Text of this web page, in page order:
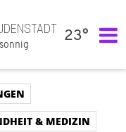
sonnig
23°
& MEDIZIN